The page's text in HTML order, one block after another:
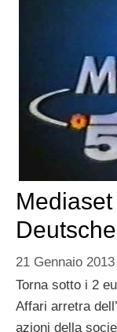
21 Gennaio 2013
Torna sotto i 2
Affari arretra
azioni della